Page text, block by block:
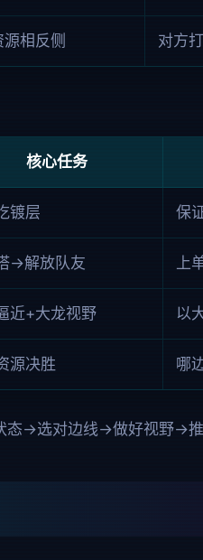
源相反侧 对方
核心任务
镀层 保
→解放队友 上
近+大龙视野 以
源决胜 哪
态→选对边线→做好视野→